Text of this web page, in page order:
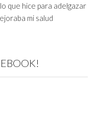
que hice para adelgazar
mi salud